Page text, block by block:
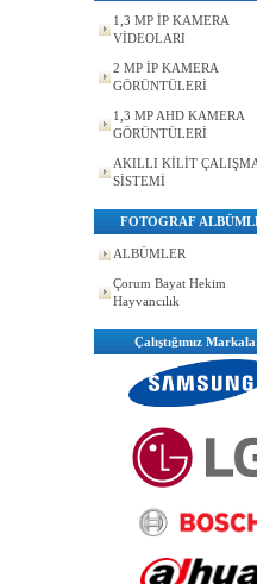
1,3 MP İP KAMERA
VİDEOLARI
2 MP İP KAMERA
GÖRÜNTÜLERİ
1,3 MP AHD KAMERA
GÖRÜNTÜLERİ
AKILLI KİLİT
SİSTEMİ
FOTOGRAF
ALBÜMLER
Çorum Bayat Hekim
Hayvancılık
Çalıştığımız